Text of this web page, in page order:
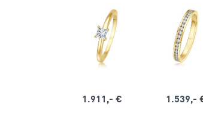
1.911,- € 1.539,-